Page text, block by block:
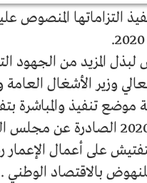
التزاماتها المنصوص
لبذل المزيد من الجهود
وزير الأشغال العامة
موضع تنفيذ والمباشرة
إجراءات الرقابة والتفتيش على أعمال الإعمار
بالاقتصاد الوطني .